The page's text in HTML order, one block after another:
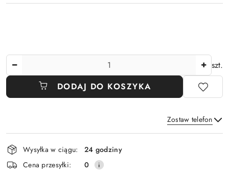
szt.
DODAJ DO KOSZYKA
Zostaw telefon
Wyślij
Dostępność
i
dostawa
Wysyłka w ciągu:
24 godziny
Cena przesyłki:
0